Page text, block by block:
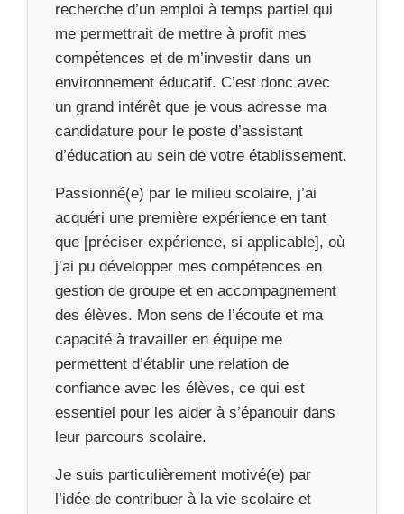
recherche d’un emploi à temps partiel qui
me permettrait de mettre à profit mes
compétences et de m’investir dans un
environnement éducatif. C’est donc avec
un grand intérêt que je vous adresse ma
candidature pour le poste d’assistant
d’éducation au sein de votre établissement.
Passionné(e) par le milieu scolaire, j’ai
acquéri une première expérience en tant
que [préciser expérience, si applicable], où
j’ai pu développer mes compétences en
gestion de groupe et en accompagnement
des élèves. Mon sens de l’écoute et ma
capacité à travailler en équipe me
permettent d’établir une relation de
confiance avec les élèves, ce qui est
essentiel pour les aider à s’épanouir dans
leur parcours scolaire.
Je suis particulièrement motivé(e) par
l’idée de contribuer à la vie scolaire et